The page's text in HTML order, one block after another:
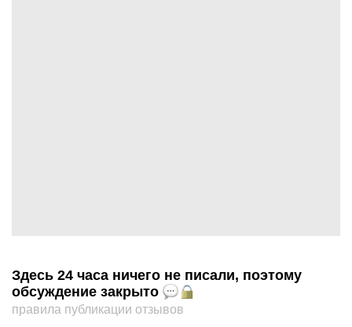
Здесь 24 часа ничего не писали, поэтому
обсуждение закрыто
правила публикации отзывов